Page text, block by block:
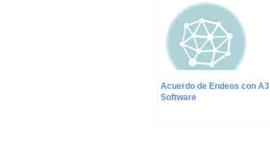
Acuerdo de Endeos con A3
Software